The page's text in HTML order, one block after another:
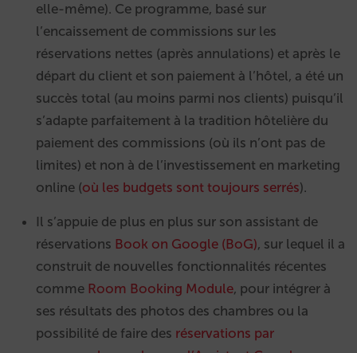
elle-même). Ce programme, basé sur
l’encaissement de commissions sur les
réservations nettes (après annulations) et après le
départ du client et son paiement à l’hôtel, a été un
succès total (au moins parmi nos clients) puisqu’il
s’adapte parfaitement à la tradition hôtelière du
paiement des commissions (où ils n’ont pas de
limites) et non à de l’investissement en marketing
online (où les budgets sont toujours serrés).
Il s’appuie de plus en plus sur son assistant de
réservations Book on Google (BoG), sur lequel il a
construit de nouvelles fonctionnalités récentes
comme Room Booking Module, pour intégrer à
ses résultats des photos des chambres ou la
possibilité de faire des réservations par